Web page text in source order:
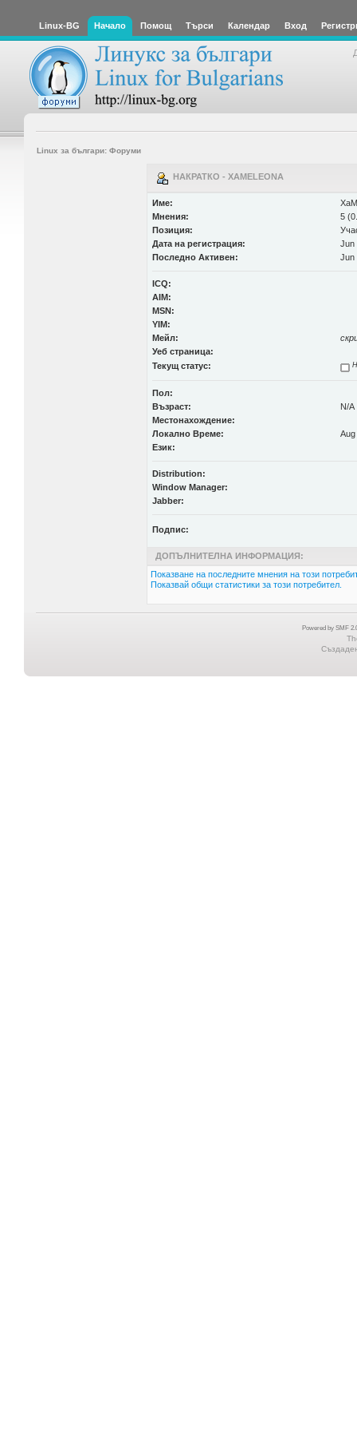
Linux-BG Начало Помощ Търси Календар Вход
Linux за българи: Форуми
НАКРАТКО - XAMELEONA
Име:
Мнения:
5
Позиция:
Дата на регистрация:
Jun
Последно Активен:
Jun
ICQ:
AIM:
MSN:
YIM:
Мейл:
Уеб страница:
Текущ статус:
Пол:
Възраст:
N/A
Местонахождение:
Локално Време:
Aug
Език:
Distribution:
Window Manager:
Jabber:
Подпис:
ДОПЪЛНИТЕЛНА ИНФОРМАЦИЯ:
Показване на последните мнения на този
Показвай общи статистики за този потребител.
Powered by SMF